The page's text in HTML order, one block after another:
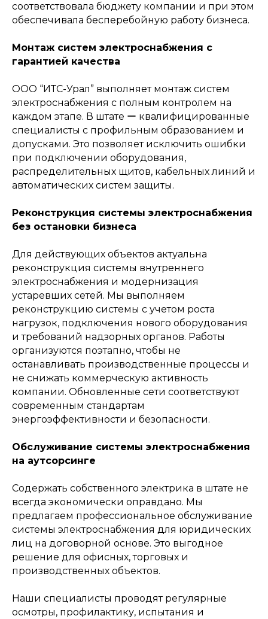
соответствовала бюджету компании и при этом
обеспечивала бесперебойную работу бизнеса.
Монтаж систем электроснабжения с
гарантией качества
ООО “ИТС-Урал” выполняет монтаж систем
электроснабжения с полным контролем на
каждом этапе. В штате ー квалифицированные
специалисты с профильным образованием и
допусками. Это позволяет исключить ошибки
при подключении оборудования,
распределительных щитов, кабельных линий и
автоматических систем защиты.
Реконструкция системы электроснабжения
без остановки бизнеса
Для действующих объектов актуальна
реконструкция системы внутреннего
электроснабжения и модернизация
устаревших сетей. Мы выполняем
реконструкцию системы с учетом роста
нагрузок, подключения нового оборудования
и требований надзорных органов. Работы
организуются поэтапно, чтобы не
останавливать производственные процессы и
не снижать коммерческую активность
компании. Обновленные сети соответствуют
современным стандартам
энергоэффективности и безопасности.
Обслуживание системы электроснабжения
на аутсорсинге
Содержать собственного электрика в штате не
всегда экономически оправдано. Мы
предлагаем профессиональное обслуживание
системы электроснабжения для юридических
лиц на договорной основе. Это выгодное
решение для офисных, торговых и
производственных объектов.
Наши специалисты проводят регулярные
осмотры, профилактику, испытания и
Техническое
→
и пусконаладка